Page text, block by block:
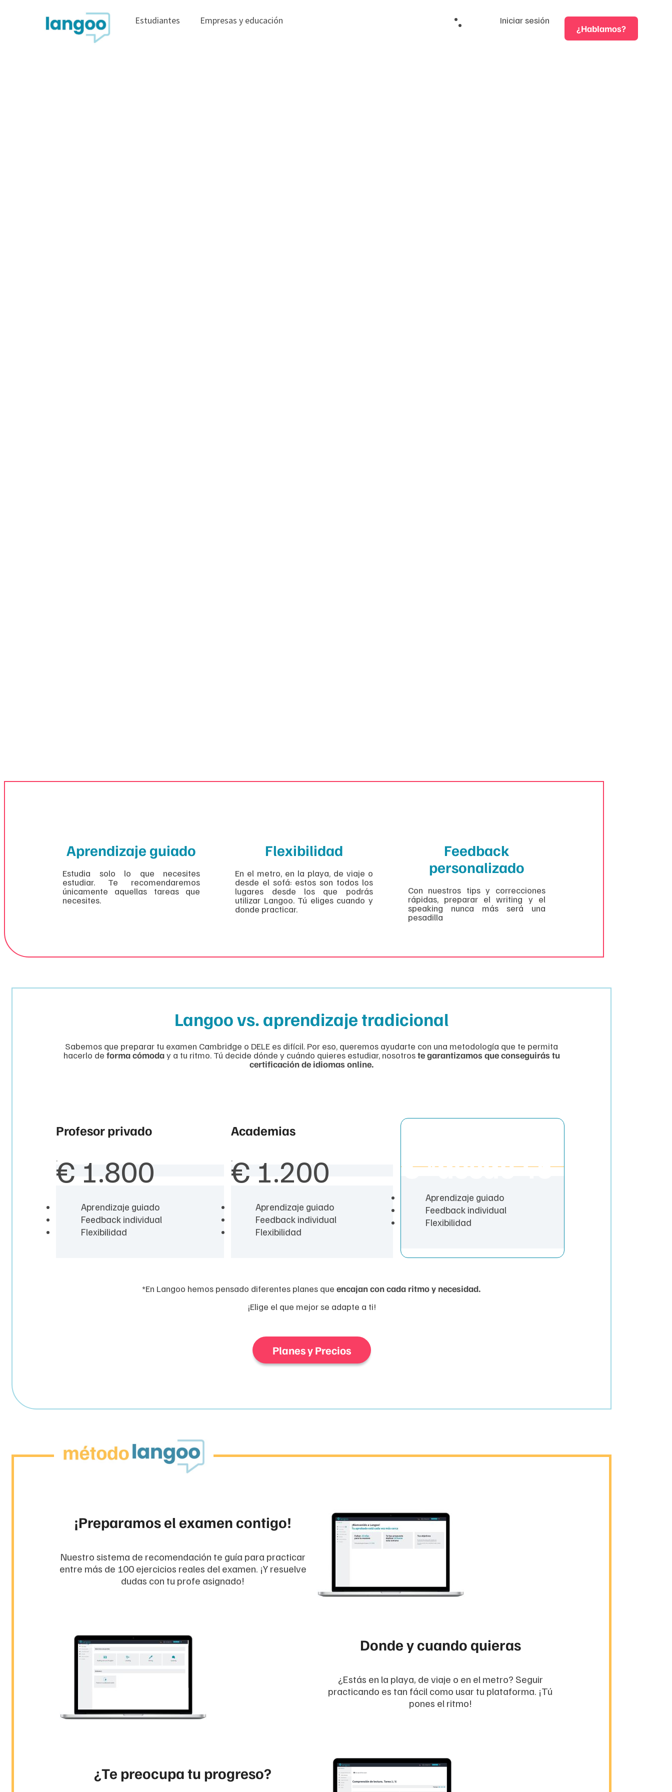
Estudiantes Empresas y educación Iniciar sesión
¿Hablamos?
Aprendizaje guiado​
Estudia solo lo que necesites
estudiar. Te recomendaremos
únicamente aquellas tareas que
necesites.
Flexibilidad
En el metro, en la playa, de viaje o
desde el sofá: estos son todos los
lugares desde los que podrás
utilizar Langoo. Tú eliges cuando y
donde practicar.
Feedback
personalizado​
Con nuestros tips y correcciones
rápidas, preparar el writing y el
speaking nunca más será una
pesadilla
Langoo vs. aprendizaje tradicional
Sabemos que preparar tu examen Cambridge o DELE es difícil. Por eso, queremos ayudarte con una metodología que te permita
hacerlo de forma cómoday a tu ritmo. Tú decide dónde y cuándo quieres estudiar, nosotroste garantizamos que conseguirás tu
certificación de idiomas online.
Profesor privado
.€ 1.800
Aprendizaje guiado
Feedback individual
Flexibilidad
Academias
.€ 1.200
Aprendizaje guiado
Feedback individual
Flexibilidad
€*desde 45
Aprendizaje guiado
Feedback individual
Flexibilidad
*En Langoo hemos pensado diferentes planes que encajan con cada ritmo y necesidad.
¡Elige el que mejor se adapte a ti!
Planes y Precios
¡Preparamos el examen contigo!
Nuestro sistema de recomendación te guía para practicar
entre más de 100 ejercicios reales del examen. ¡Y resuelve
dudas con tu profe asignado!
Donde y cuando quieras
¿Estás en la playa, de viaje o en el metro? Seguir
practicando es tan fácil como usar tu plataforma. ¡Tú
pones el ritmo!
¿Te preocupa tu progreso?